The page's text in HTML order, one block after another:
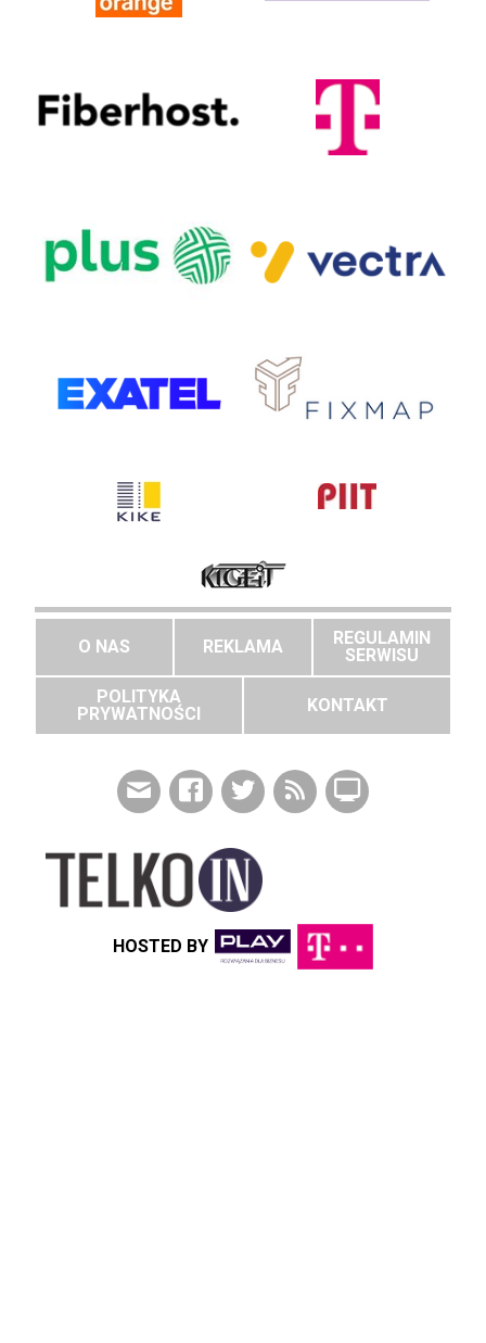
O NAS REKLAMA
REGULAMIN
SERWISU
POLITYKA
PRYWATNOŚCI
KONTAKT
HOSTED BY